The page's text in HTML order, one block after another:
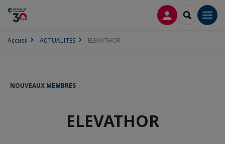
CONNEXION
Accueil ACTUALITES ELEVATHOR
NOUVEAUX MEMBRES
ELEVATHOR